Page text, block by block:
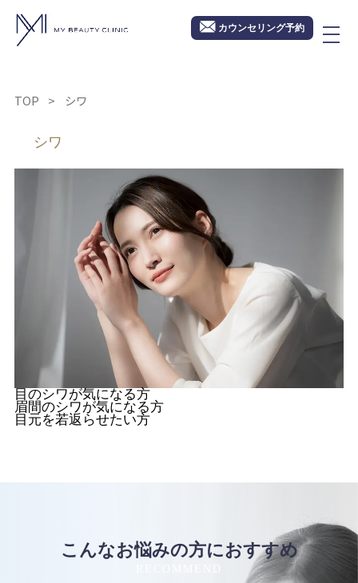
カウンセリング予約
TOP シワ
シワ
目のシワが気になる方
眉間のシワが気になる方
目元を若返らせたい方
こんなお悩みの方におすすめ